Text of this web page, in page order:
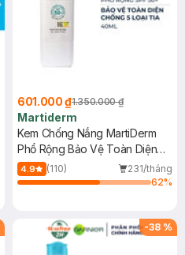
601.000 ₫1.350.000 ₫
Martiderm
Kem Chống Nắng MartiDerm
Phổ Rộng Bảo Vệ Toàn Diện
40ml
4.9 (110)
231/tháng
62%
-38 %